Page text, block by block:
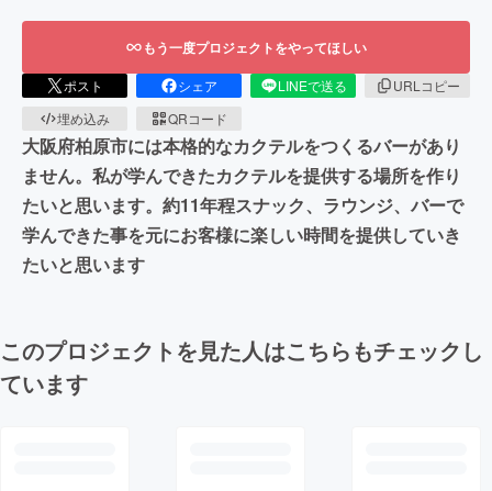
もう一度プロジェクトをやってほしい
ポスト シェア LINEで送る
URLコピー
埋め込み
QRコード
大阪府柏原市には本格的なカクテルをつくるバーがあり
ません。私が学んできたカクテルを提供する場所を作り
たいと思います。約11年程スナック、ラウンジ、バーで
学んできた事を元にお客様に楽しい時間を提供していき
たいと思います
このプロジェクトを見た人はこちらもチェックし
ています